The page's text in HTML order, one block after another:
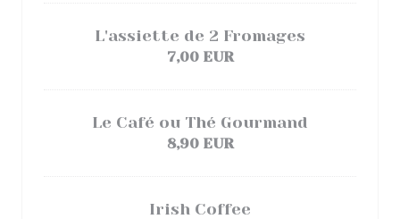
L'assiette de 2 Fromages
7,00 EUR
Le Café ou Thé Gourmand
8,90 EUR
Irish Coffee